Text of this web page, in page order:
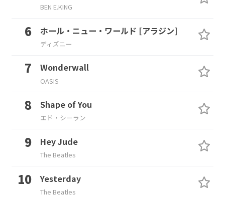
BEN E.KING
ホール・ニュー・ワールド [アラジン]
ディズニー
Wonderwall
OASIS
Shape of You
エド・シーラン
Hey Jude
The Beatles
Yesterday
The Beatles